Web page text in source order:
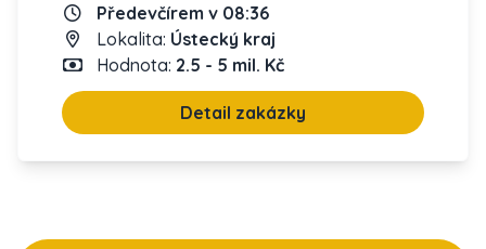
Předevčírem v 08:36
Lokalita: Ústecký kraj
Hodnota: 2.5 - 5 mil. Kč
Detail zakázky